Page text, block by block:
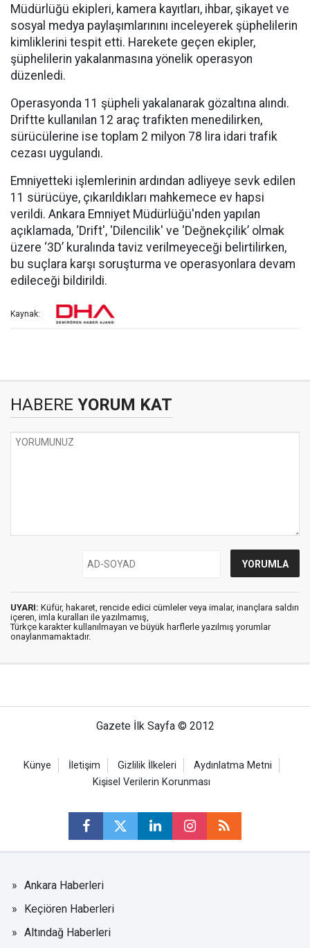
Müdürlüğü ekipleri, kamera kayıtları, ihbar, şikayet ve
sosyal medya paylaşımlarınını inceleyerek şüphelilerin
kimliklerini tespit etti. Harekete geçen ekipler,
şüphelilerin yakalanmasına yönelik operasyon
düzenledi.
Operasyonda 11 şüpheli yakalanarak gözaltına alındı.
Driftte kullanılan 12 araç trafikten menedilirken,
sürücülerine ise toplam 2 milyon 78 lira idari trafik
cezası uygulandı.
Emniyetteki işlemlerinin ardından adliyeye sevk edilen
11 sürücüye, çıkarıldıkları mahkemece ev hapsi
verildi. Ankara Emniyet Müdürlüğü'nden yapılan
açıklamada, ‘Drift', 'Dilencilik' ve 'Değnekçilik’ olmak
üzere ‘3D’ kuralında taviz verilmeyeceği belirtilirken,
bu suçlara karşı soruşturma ve operasyonlara devam
edileceği bildirildi.
Kaynak:
HABERE YORUM KAT
UYARI: Küfür, hakaret, rencide edici cümleler veya imalar, inançlara saldırı
içeren, imla kuralları ile yazılmamış,
Türkçe karakter kullanılmayan ve büyük harflerle yazılmış yorumlar
onaylanmamaktadır.
Gazete İlk Sayfa © 2012
Künye İletişim Gizlilik İlkeleri
Aydınlatma Metni
Kişisel Verilerin Korunması
Ankara Haberleri
Keçiören Haberleri
Altındağ Haberleri